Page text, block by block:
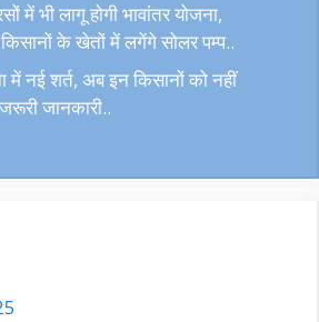
में भी लागू होगी भावांतर योजना,
के खेतों में लगेंगे सोलर पम्प..
में नई शर्त, अब इन किसानों को नहीं
जानकारी..